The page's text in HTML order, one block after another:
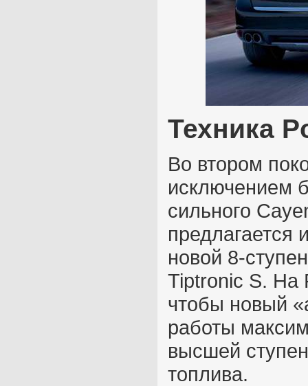
Техника
Во втором
исключением
сильного
предлагается
новой 8-
Tiptronic S. На
чтобы новый
работы
высшей
топлива.